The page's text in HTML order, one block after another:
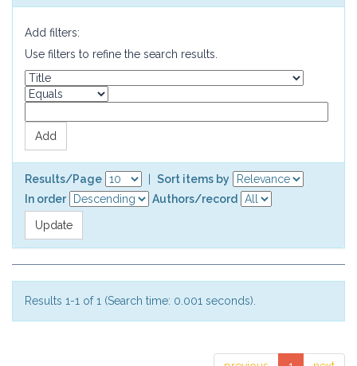
Add filters:
Use filters to refine the search results.
Results/Page
Sort items by
In order
Authors/record
Results 1-1 of 1 (Search time: 0.001 seconds).